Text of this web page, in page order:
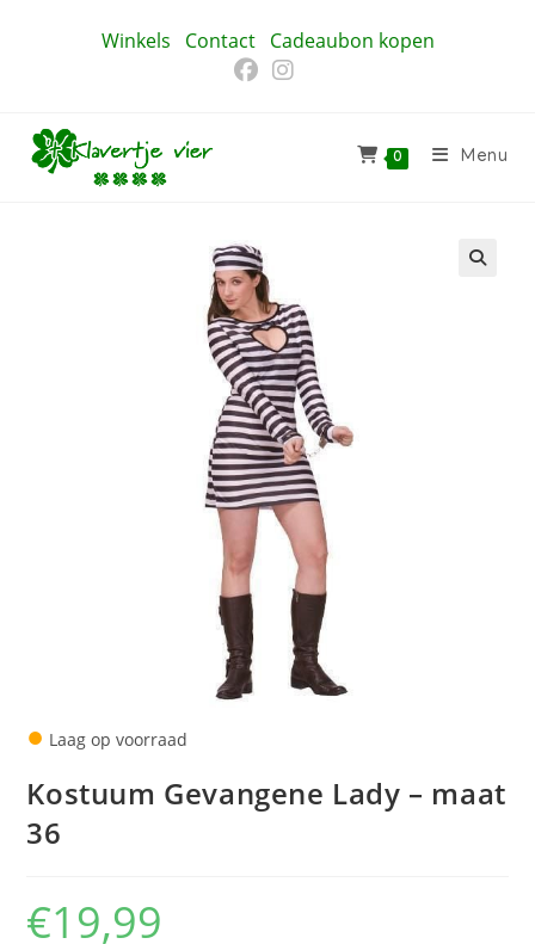
Winkels Contact Cadeaubon kopen
0 Menu
● Laag op voorraad
Kostuum Gevangene Lady – maat
36
€19,99